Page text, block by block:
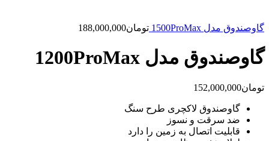
گاوصندوق مدل 1500ProMax تومان188,000,000
گاوصندوق مدل 1200ProMax
تومان152,000,000
گاوصندوق لاکچری طرح سنگ
ضد سرقت و نسوز
قابلیت اتصال به زمین را دارد